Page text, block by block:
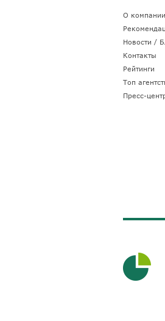
О компании
Новости /
Контакты
Рейтинги
Топ
Пресс-